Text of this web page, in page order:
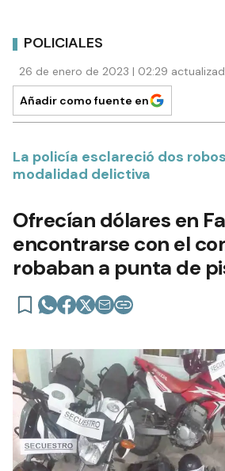
POLICIALES
26 de enero de 2023 | 02:29
Añadir como fuente en
La policía esclareció dos
modalidad delictiva
Ofrecían dólares en
encontrarse con el
robaban a punta de